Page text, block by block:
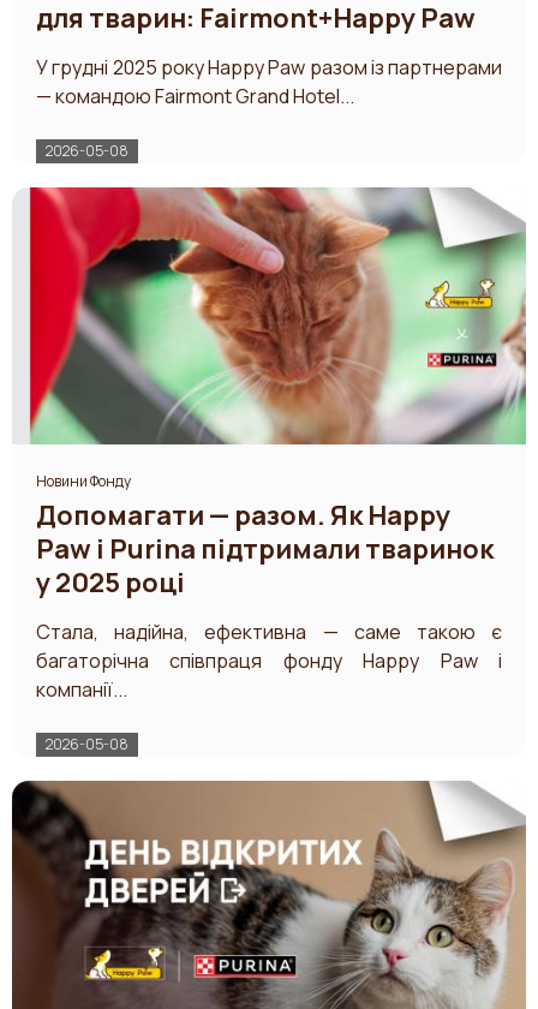
для тварин: Fairmont+Happy Paw
У грудні 2025 року Happy Paw разом із партнерами
— командою Fairmont Grand Hotel...
2026-05-08
Новини Фонду
Допомагати — разом. Як Happy
Paw і Purina підтримали тваринок
у 2025 році
Стала, надійна, ефективна — саме такою є
багаторічна співпраця фонду Happy Paw і
компанії...
2026-05-08
ЗАБЕРИ